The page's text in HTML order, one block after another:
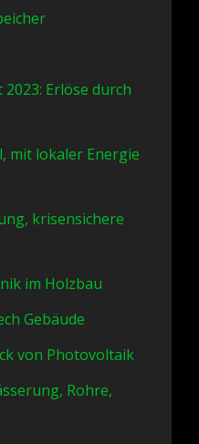
Erlöse durch
mit lokaler Energie
krisensichere
im Holzbau
Gebäude
von Photovoltaik
Rohre,